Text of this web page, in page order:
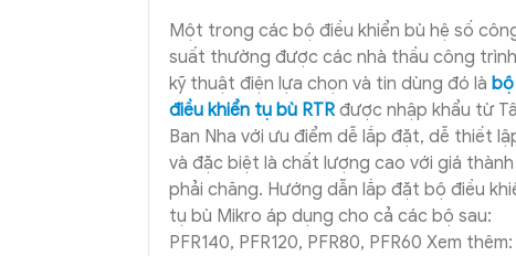
Một trong các bộ điều khiển bù hệ số
suất thường được các nhà thầu công
kỹ thuật điện lựa chọn và tin dùng đó là bộ
điều khiển tụ bù RTR được nhập khẩu từ
Ban Nha với ưu điểm dễ lắp đặt, dễ thiết
và đặc biệt là chất lượng cao với giá thành
phải chăng. Hướng dẫn lắp đặt bộ điều
tụ bù Mikro áp dụng cho cả các bộ sau:
PFR140, PFR120, PFR80, PFR60 Xem thêm: